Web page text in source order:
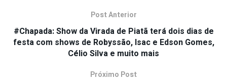
Post Anterior
#Chapada: Show da Virada de Piatã terá dois dias de
festa com shows de Robyssão, Isac e Edson Gomes,
Célio Silva e muito mais
Próximo Post